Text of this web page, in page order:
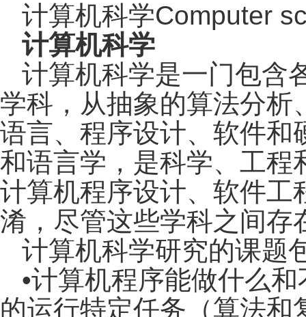
计算机科学Computer
计算机科学
计算机科学是一门包含
学科，从抽象的算法分析
语言、程序设计、软件和
和语言学，是科学、工程
计算机程序设计、软件工
淆，尽管这些学科之间存
计算机科学研究的课题
•计算机程序能做什么
的运行特定任务（算法和